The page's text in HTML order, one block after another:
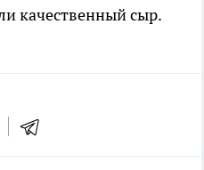
качественный сыр.